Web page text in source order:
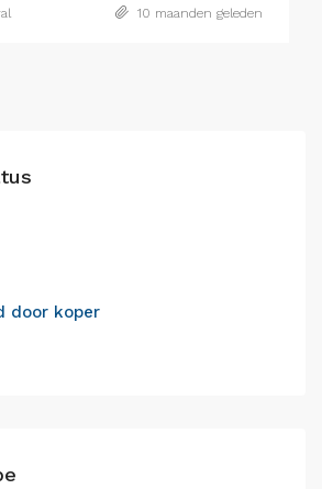
10 maanden geleden
door koper